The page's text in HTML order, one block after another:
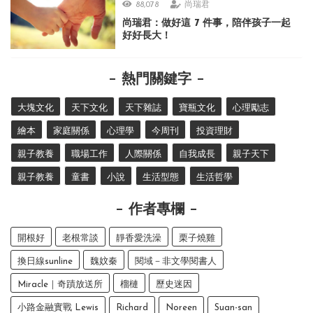
88,078 尚瑞君
尚瑞君：做好這 7 件事，陪伴孩子一起
好好長大！
熱門關鍵字
大塊文化 天下文化 天下雜誌 寶瓶文化 心理勵志
繪本 家庭關係 心理學 今周刊 投資理財
親子教養 職場工作 人際關係 自我成長 親子天下
親子教養 童書 小說 生活型態 生活哲學
作者專欄
開根好 老根常談 靜香愛洗澡 栗子燒雞
換日線sunline 魏妏秦 閱域－非文學閱書人
Miracle｜奇蹟放送所 榴槤 歷史迷因
小路金融實戰 Lewis Richard Noreen Suan-san